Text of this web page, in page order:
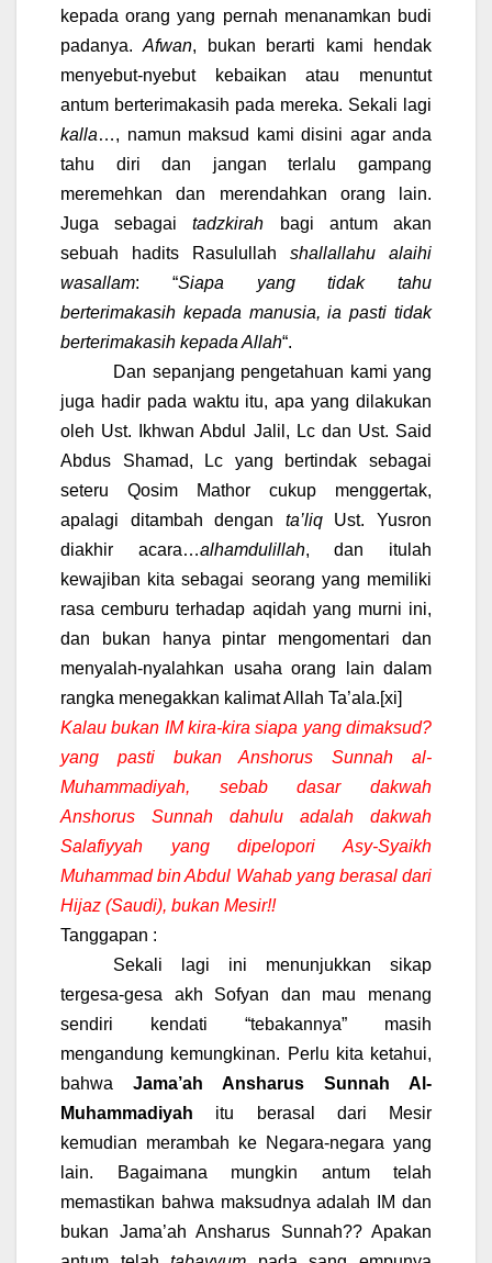
kepada orang yang pernah menanamkan budi
padanya.Afwan, bukan berarti kami hendak
menyebut-nyebut kebaikan atau menuntut
antum berterimakasih pada mereka. Sekali lagi
kalla…, namun maksud kami disini agar anda
tahu diri dan jangan terlalu gampang
meremehkan dan merendahkan orang lain.
Juga sebagaitadzkirah bagi antum akan
sebuah hadits Rasulullah shallallahu alaihi
wasallam: “Siapa yang tidak tahu
berterimakasih kepada manusia, ia pasti tidak
berterimakasih kepada Allah“.
Dan sepanjang pengetahuan kami yang
juga hadir pada waktu itu, apa yang dilakukan
oleh Ust. Ikhwan Abdul Jalil, Lc dan Ust. Said
Abdus Shamad, Lc yang bertindak sebagai
seteru Qosim Mathor cukup menggertak,
apalagi ditambah dengan ta’liqUst. Yusron
diakhir acara…alhamdulillah, dan itulah
kewajiban kita sebagai seorang yang memiliki
rasa cemburu terhadap aqidah yang murni ini,
dan bukan hanya pintar mengomentari dan
menyalah-nyalahkan usaha orang lain dalam
rangka menegakkan kalimat Allah Ta’ala.[xi]
Kalau bukan IM kira-kira siapa yang dimaksud?
yang pasti bukan Anshorus Sunnah al-
Muhammadiyah, sebab dasar dakwah
Anshorus Sunnah dahulu adalah dakwah
Salafiyyah yang dipelopori Asy-Syaikh
Muhammad bin Abdul Wahab yang berasal dari
Hijaz (Saudi), bukan Mesir!!
Tanggapan :
Sekali lagi ini menunjukkan sikap
tergesa-gesa akh Sofyan dan mau menang
sendiri kendati “tebakannya” masih
mengandung kemungkinan. Perlu kita ketahui,
bahwa Jama’ah Ansharus Sunnah Al-
Muhammadiyah itu berasal dari Mesir
kemudian merambah ke Negara-negara yang
lain. Bagaimana mungkin antum telah
memastikan bahwa maksudnya adalah IM dan
bukan Jama’ah Ansharus Sunnah?? Apakan